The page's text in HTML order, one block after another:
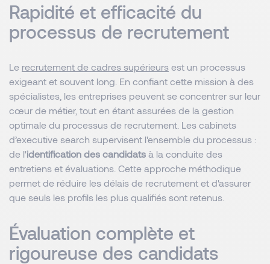
Rapidité et efficacité du
processus de recrutement
Le recrutement de cadres supérieurs est un processus
exigeant et souvent long. En confiant cette mission à des
spécialistes, les entreprises peuvent se concentrer sur leur
cœur de métier, tout en étant assurées de la gestion
optimale du processus de recrutement. Les cabinets
d’executive search supervisent l'ensemble du processus :
de l'identification des candidats à la conduite des
entretiens et évaluations. Cette approche méthodique
permet de réduire les délais de recrutement et d'assurer
que seuls les profils les plus qualifiés sont retenus.
Évaluation complète et
rigoureuse des candidats